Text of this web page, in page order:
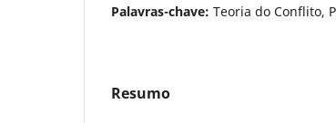
Palavras-chave: Teoria do Conflito,
Resumo